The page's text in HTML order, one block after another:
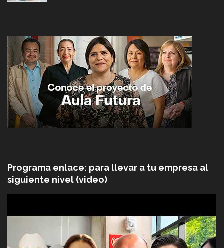
Programa enlace: para llevar a tu empresa al
siguiente nivel (video)